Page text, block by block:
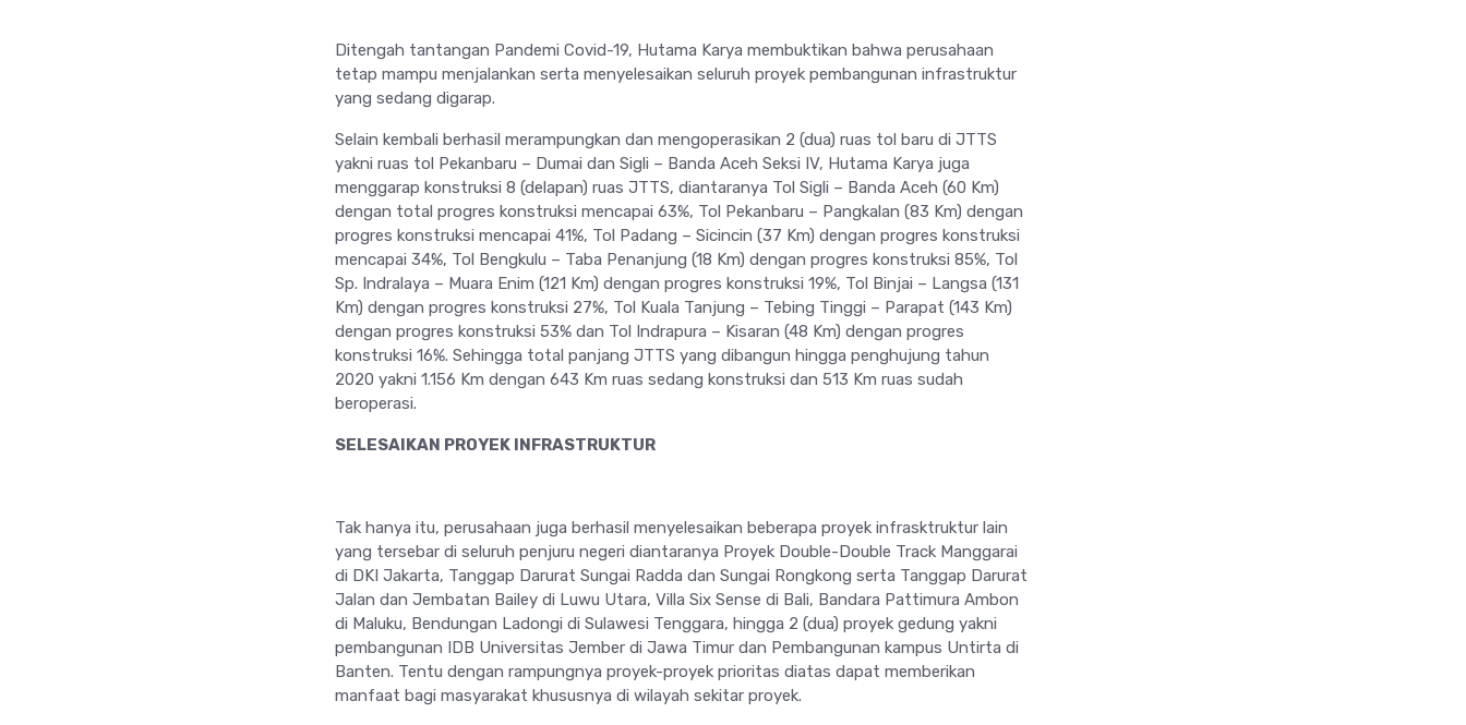
Ditengah tantangan Pandemi Covid-19, Hutama Karya membuktikan bahwa perusahaan
tetap mampu menjalankan serta menyelesaikan seluruh proyek pembangunan infrastruktur
yang sedang digarap.
Selain kembali berhasil merampungkan dan mengoperasikan 2 (dua) ruas tol baru di JTTS
yakni ruas tol Pekanbaru – Dumai dan Sigli – Banda Aceh Seksi IV, Hutama Karya juga
menggarap konstruksi 8 (delapan) ruas JTTS, diantaranya Tol Sigli – Banda Aceh (60 Km)
dengan total progres konstruksi mencapai 63%, Tol Pekanbaru – Pangkalan (83 Km) dengan
progres konstruksi mencapai 41%, Tol Padang – Sicincin (37 Km) dengan progres konstruksi
mencapai 34%, Tol Bengkulu – Taba Penanjung (18 Km) dengan progres konstruksi 85%, Tol
Sp. Indralaya – Muara Enim (121 Km) dengan progres konstruksi 19%, Tol Binjai – Langsa (131
Km) dengan progres konstruksi 27%, Tol Kuala Tanjung – Tebing Tinggi – Parapat (143 Km)
dengan progres konstruksi 53% dan Tol Indrapura – Kisaran (48 Km) dengan progres
konstruksi 16%. Sehingga total panjang JTTS yang dibangun hingga penghujung tahun
2020 yakni 1.156 Km dengan 643 Km ruas sedang konstruksi dan 513 Km ruas sudah
beroperasi.
SELESAIKAN PROYEK INFRASTRUKTUR
Tak hanya itu, perusahaan juga berhasil menyelesaikan beberapa proyek infrasktruktur lain
yang tersebar di seluruh penjuru negeri diantaranya Proyek Double-Double Track Manggarai
di DKI Jakarta, Tanggap Darurat Sungai Radda dan Sungai Rongkong serta Tanggap Darurat
Jalan dan Jembatan Bailey di Luwu Utara, Villa Six Sense di Bali, Bandara Pattimura Ambon
di Maluku, Bendungan Ladongi di Sulawesi Tenggara, hingga 2 (dua) proyek gedung yakni
pembangunan IDB Universitas Jember di Jawa Timur dan Pembangunan kampus Untirta di
Banten. Tentu dengan rampungnya proyek-proyek prioritas diatas dapat memberikan
manfaat bagi masyarakat khususnya di wilayah sekitar proyek.